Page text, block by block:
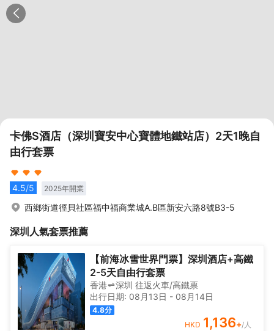
卡佛S酒店（深圳寶安中心寶體地鐵站店）2天1晚自
由行套票
4.5/5 2025年開業
西鄉街道徑貝社區福中福商業城A.B區新安六路8號B3-5
深圳 人氣套票推薦
【前海冰雪世界門票】深圳酒店+高鐵
2-5天自由行套票
香港 深圳 往返火車/高鐵票
出行日期: 08月13日 - 08月14日
4.8分
HKD 1,136+/人